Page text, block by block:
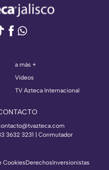
a más +
Videos
TV Azteca Internacional
3632 3231 | Conmutador
CookiesDerechosInversionistas